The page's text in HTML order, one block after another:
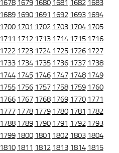
1678 1679 1680 1681 1682 1683
1689 1690 1691 1692 1693 1694
1700 1701 1702 1703 1704 1705
1711 1712 1713 1714 1715 1716
1722 1723 1724 1725 1726 1727
1733 1734 1735 1736 1737 1738
1744 1745 1746 1747 1748 1749
1755 1756 1757 1758 1759 1760
1766 1767 1768 1769 1770 1771
1777 1778 1779 1780 1781 1782
1788 1789 1790 1791 1792 1793
1799 1800 1801 1802 1803 1804
1810 1811 1812 1813 1814 1815